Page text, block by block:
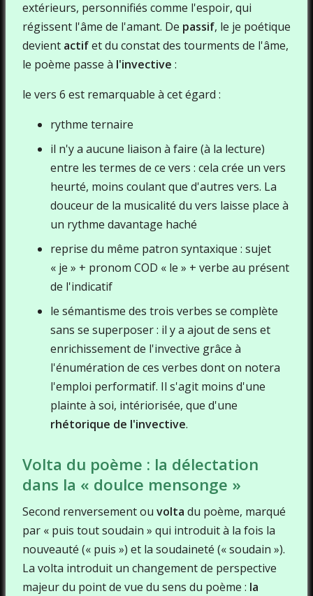
extérieurs, personnifiés comme l'espoir, qui
régissent l'âme de l'amant. De passif, le je poétique
devient actifet du constat des tourments de l'âme,
le poème passe à l'invective :
le vers 6 est remarquable à cet égard :
rythme ternaire
il n'y a aucune liaison à faire (à la lecture)
entre les termes de ce vers : cela crée un vers
heurté, moins coulant que d'autres vers. La
douceur de la musicalité du vers laisse place à
un rythme davantage haché
reprise du même patron syntaxique : sujet
« je » + pronom COD « le » + verbe au présent
de l'indicatif
le sémantisme des trois verbes se complète
sans se superposer : il y a ajout de sens et
enrichissement de l'invective grâce à
l'énumération de ces verbes dont on notera
l'emploi performatif. Il s'agit moins d'une
plainte à soi, intériorisée, que d'une
rhétorique de l'invective.
Volta du poème : la délectation
dans la « doulce mensonge »
Second renversement ou volta du poème, marqué
par « puis tout soudain » qui introduit à la fois la
nouveauté (« puis ») et la soudaineté (« soudain »).
La volta introduit un changement de perspective
majeur du point de vue du sens du poème : la